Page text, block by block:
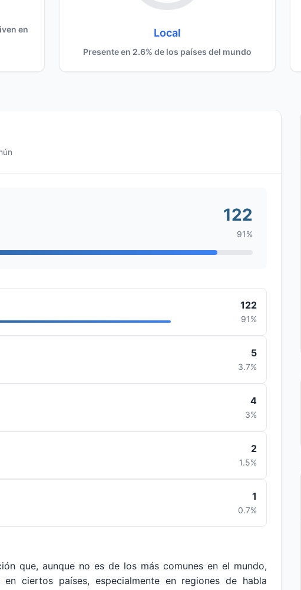
en
Local
Presente en 2.6% de los países del mundo
122
91%
122
91%
5
3.7%
4
3%
2
1.5%
1
0.7%
que, aunque no es de los más comunes en el mundo,
ciertos países, especialmente en regiones de habla